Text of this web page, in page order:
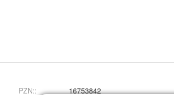
PZN:: 16753842